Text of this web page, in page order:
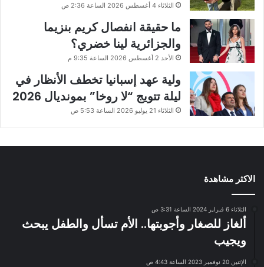
الثلاثاء 4 أغسطس 2026 الساعة 2:36 ص
ما حقيقة انفصال كريم بنزيما
والجزائرية لينا خضري؟
الأحد 2 أغسطس 2026 الساعة 9:35 م
ولية عهد إسبانيا تخطف الأنظار في
ليلة تتويج “لا روخا” بمونديال 2026
الثلاثاء 21 يوليو 2026 الساعة 5:53 ص
الاكثر مشاهدة
الثلاثاء 6 فبراير 2024 الساعة 3:31 ص
ألغاز للصغار وأجوبتها.. الأم تسأل والطفل يبحث
ويجيب
الإثنين 20 نوفمبر 2023 الساعة 4:43 ص